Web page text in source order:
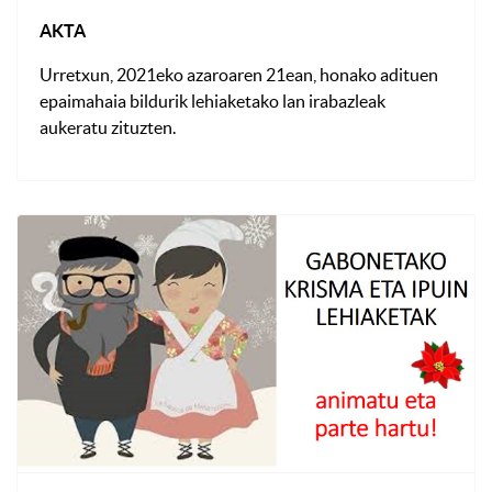
AKTA
Urretxun, 2021eko azaroaren 21ean, honako adituen
epaimahaia bildurik lehiaketako lan irabazleak
aukeratu zituzten.